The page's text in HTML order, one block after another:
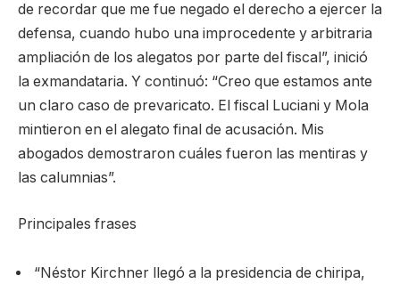
de recordar que me fue negado el derecho a ejercer la
defensa, cuando hubo una improcedente y arbitraria
ampliación de los alegatos por parte del fiscal”, inició
la exmandataria. Y continuó: “Creo que estamos ante
un claro caso de prevaricato. El fiscal Luciani y Mola
mintieron en el alegato final de acusación. Mis
abogados demostraron cuáles fueron las mentiras y
las calumnias”.
Principales frases
“Néstor Kirchner llegó a la presidencia de chiripa,